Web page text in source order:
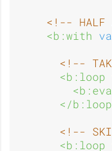
<!-- HALF
<b:with
<!--
<b:loop
</
<!--
<b:loop